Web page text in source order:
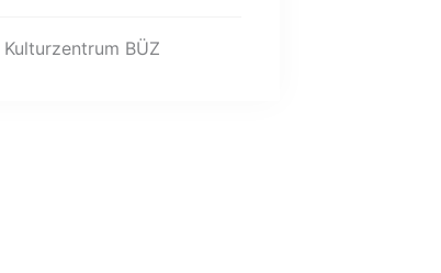
Kulturzentrum BÜZ